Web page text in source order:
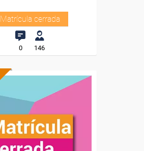
Matrícula cerrada
0 146